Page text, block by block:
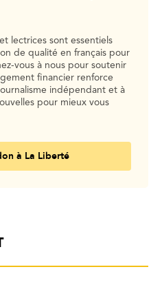
lectrices sont essentiels
de qualité en français pour
vous à nous pour soutenir
financier renforce
indépendant et à
pour mieux vous
à La Liberté